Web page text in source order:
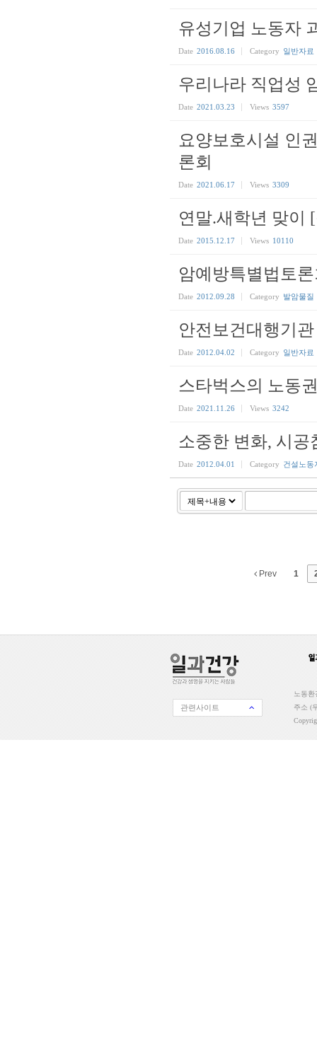
유성기업 노동자
Date 2016.08.16 Category 일반자료
우리나라 직업성
Date 2021.03.23 Views 3597
요양보호시설 인
론회
Date 2021.06.17 Views 3309
연말.새학년 맞이
Date 2015.12.17 Views 10110
암예방특별법토
Date 2012.09.28 Category 발암물질
안전보건대행기
Date 2012.04.02 Category 일반자료
스타벅스의 노동
Date 2021.11.26 Views 3242
소중한 변화, 시
Date 2012.04.01 Category 건설노동
Prev 1
관련사이트
노동환
주소 (